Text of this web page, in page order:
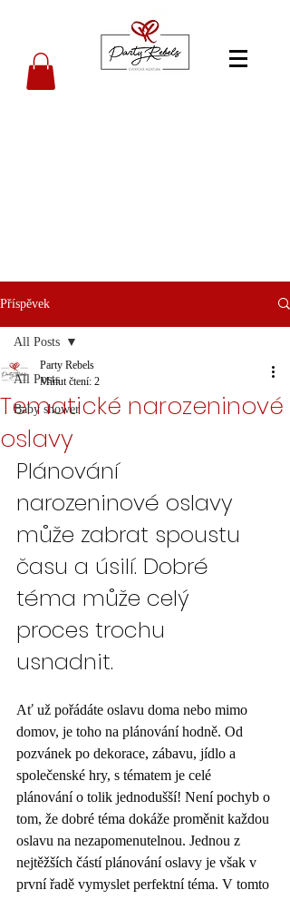
Příspěvek
All Posts
Baby shower
All Posts
Tematické narozeninové
oslavy
Party Rebels
Minut čtení: 2
Plánování
narozeninové oslavy
může zabrat spoustu
času a úsilí. Dobré
téma může celý
proces trochu
usnadnit.
Ať už pořádáte oslavu doma nebo mimo
domov, je toho na plánování hodně. Od
pozvánek po dekorace, zábavu, jídlo a
společenské hry, s tématem je celé
plánování o tolik jednodušší! Není pochyb o
tom, že dobré téma dokáže proměnit každou
oslavu na nezapomenutelnou. Jednou z
nejtěžších částí plánování oslavy je však v
první řadě vymyslet perfektní téma. V tomto